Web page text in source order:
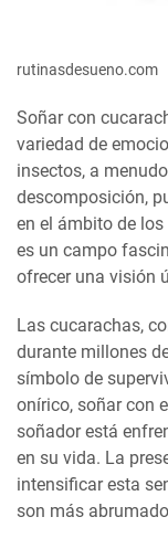
rutinasdesueno.com
Soñar con
variedad de
insectos, a
descomposición,
en el ámbito de
es un campo
ofrecer una visión
Las cucarachas,
durante millones
símbolo de
onírico, soñar con
soñador está
en su vida. La
intensificar esta
son más